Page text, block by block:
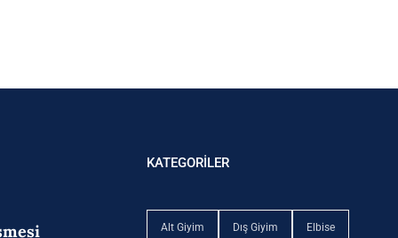
KATEGORİLER
Alt Giyim Dış Giyim Elbise